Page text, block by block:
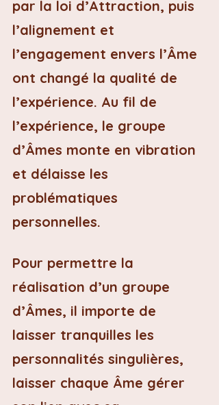
par la loi d’Attraction, puis
l’alignement et
l’engagement envers l’Âme
ont changé la qualité de
l’expérience. Au fil de
l’expérience, le groupe
d’Âmes monte en vibration
et délaisse les
problématiques
personnelles.
Pour permettre la
réalisation d’un groupe
d’Âmes, il importe de
laisser tranquilles les
personnalités singulières,
laisser chaque Âme gérer